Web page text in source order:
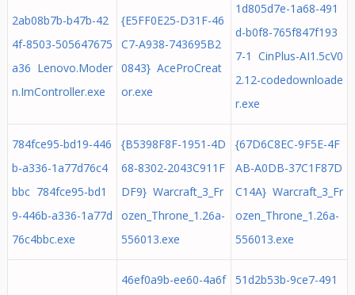
2ab08b7b-b47b-42
4f-8503-505647675
a36 Lenovo.Moder
n.ImController.exe
{E5FF0E25-D31F-46
C7-A938-743695B2
0843} AceProCreat
or.exe
1d805d7e-1a68-491
d-b0f8-765f847f193
7-1 CinPlus-AI1.5cV0
2.12-codedownloade
r.exe
784fce95-bd19-446
b-a336-1a77d76c4
bbc 784fce95-bd1
9-446b-a336-1a77d
76c4bbc.exe
{B5398F8F-1951-4D
68-8302-2043C911F
DF9} Warcraft_3_Fr
ozen_Throne_1.26a-
556013.exe
{67D6C8EC-9F5E-4F
AB-A0DB-37C1F87D
C14A} Warcraft_3_Fr
ozen_Throne_1.26a-
556013.exe
46ef0a9b-ee60-4a6f
51d2b53b-9ce7-491